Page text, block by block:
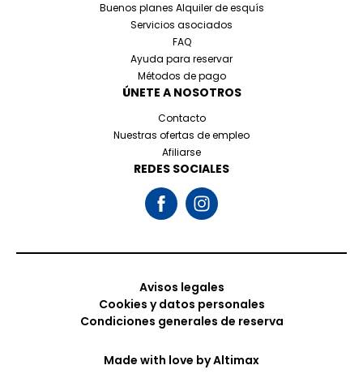
Buenos planes Alquiler de esquís
Servicios asociados
FAQ
Ayuda para reservar
Métodos de pago
ÚNETE A NOSOTROS
Contacto
Nuestras ofertas de empleo
Afiliarse
REDES SOCIALES
Avisos legales
Cookies y datos personales
Condiciones generales de reserva
Made with love byAltimax